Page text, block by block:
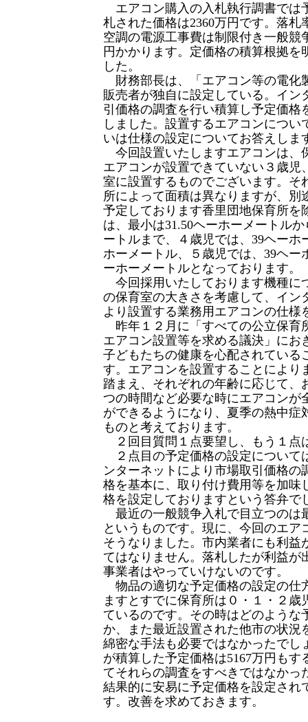
エアコン購入の入札執行調書では
札された価格は2360万円です。落札
空調の電源工事費は制限付き一般競
円かかります。定価格の積算根拠を
した。
財務部長は、「エアコン等の電化
販売者が独自に設定している。イン
引価格の調査を行い積算し予定価格
しました。設置するエアコンについ
いは仕様の設定についてお答えしま
今回設置いたしますエアコンは、
エアコンが設置できていない３歳児
室に設置するものでございます。そ
所によって面積は異なりますが、別
予定しております香里団地保育所を
は、最小は31.50ヘーホーメートル
ートルまで、４歳児では、39ヘーホ
ホーメートル、５歳児では、39ヘー
ーホーメートルとなっております。
今回採用いたしております機種に
の保育室の大きさを考慮して、イン
より設置する業務用エアコンの仕様
昨年１２月に「すべての公立保育
エアコン設置等を求める議決」にお
子どもたちの健康を心配されている
す。エアコンを設置することにより
踏まえ、それぞれの年齢に応じて、
つの時間など必要な時にエアコンが
ができるようになり、夏季の熱中症
ものと考えております。
２回目質問１点要望し、もう１点
２点目の予定価格の設定について
ンターネットにより市場取引価格の
格を基本に、取り付け費用等を加味
格を設定しておりますという答弁で
最近の一般競争入札で目立つのは
というものです。現に、今回のエア
そうなりました。市内業者にも利益
てはなりません。落札したが利益が
事業者はやっていけないのです。
物品の適切な予定価格の設定の仕
ますとすでに保育所は０・１・２歳
ているのです。その時はどのような
か、また最近設置された他市の状況
綿密な手法も必要ではなかったでし
が積算した予定価格は5167万円もす
てそれらの調査をすべきではなかっ
結果的に安易に予定価格を設定され
す。改善を求めておきます。